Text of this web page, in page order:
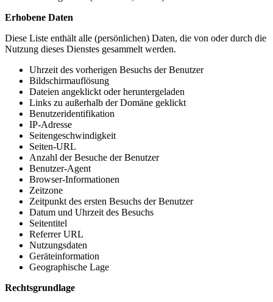
Erhobene Daten
Diese Liste enthält alle (persönlichen) Daten, die von oder durch die
Nutzung dieses Dienstes gesammelt werden.
Uhrzeit des vorherigen Besuchs der Benutzer
Bildschirmauflösung
Dateien angeklickt oder heruntergeladen
Links zu außerhalb der Domäne geklickt
Benutzeridentifikation
IP-Adresse
Seitengeschwindigkeit
Seiten-URL
Anzahl der Besuche der Benutzer
Benutzer-Agent
Browser-Informationen
Zeitzone
Zeitpunkt des ersten Besuchs der Benutzer
Datum und Uhrzeit des Besuchs
Seitentitel
Referrer URL
Nutzungsdaten
Geräteinformation
Geographische Lage
Rechtsgrundlage